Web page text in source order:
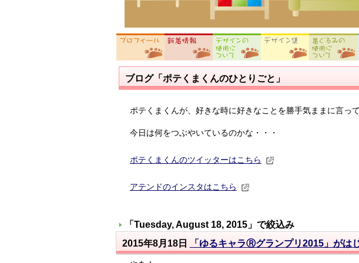
ブログ「ポテくまくんのひとりごと」
ポテくまくんが、好きな時に好きなことを勝手気ままに言っ
今日は何をつぶやいているのかな・・・
ポテくまくんのツイッターはこちら
アテンドのインスタはこちら
「 Tuesday, August 18, 2015 」で絞込み
2015年8月18日
「ゆるキャラⓇグランプリ2015」がは